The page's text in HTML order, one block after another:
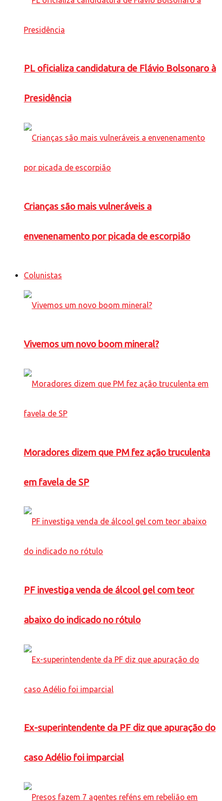
PL oficializa candidatura de Flávio Bolsonaro à
Presidência
Crianças são mais vulneráveis a
envenenamento por picada de escorpião
Colunistas
Vivemos um novo boom mineral?
Moradores dizem que PM fez ação truculenta
em favela de SP
PF investiga venda de álcool gel com teor
abaixo do indicado no rótulo
Ex-superintendente da PF diz que apuração do
caso Adélio foi imparcial